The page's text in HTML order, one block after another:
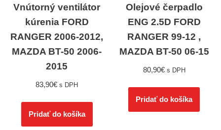
Vnútorný ventilátor
kúrenia FORD
RANGER 2006-2012,
MAZDA BT-50 2006-
2015
83,90€ s DPH
Pridať do košíka
Olejové čerpadlo
ENG 2.5D FORD
RANGER 99-12 ,
MAZDA BT-50 06-15
80,90€ s DPH
Pridať do košíka